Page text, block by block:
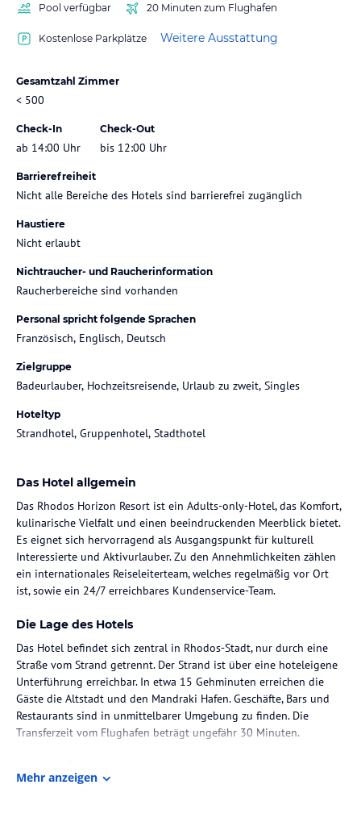
Pool verfügbar
20 Minuten zum Flughafen
Kostenlose Parkplätze Weitere Ausstattung
Gesamtzahl Zimmer
< 500
Check-In
ab 14:00 Uhr
Check-Out
bis 12:00 Uhr
Barrierefreiheit
Nicht alle Bereiche des Hotels sind barrierefrei zugänglich
Haustiere
Nicht erlaubt
Nichtraucher- und Raucherinformation
Raucherbereiche sind vorhanden
Personal spricht folgende Sprachen
Französisch, Englisch, Deutsch
Zielgruppe
Badeurlauber, Hochzeitsreisende, Urlaub zu zweit, Singles
Hoteltyp
Strandhotel, Gruppenhotel, Stadthotel
Das Hotel allgemein
Das Rhodos Horizon Resort ist ein Adults-only-Hotel, das Komfort,
kulinarische Vielfalt und einen beeindruckenden Meerblick bietet.
Es eignet sich hervorragend als Ausgangspunkt für kulturell
Interessierte und Aktivurlauber. Zu den Annehmlichkeiten zählen
ein internationales Reiseleiterteam, welches regelmäßig vor Ort
ist, sowie ein 24/7 erreichbares Kundenservice-Team.
Die Lage des Hotels
Das Hotel befindet sich zentral in Rhodos-Stadt, nur durch eine
Straße vom Strand getrennt. Der Strand ist über eine hoteleigene
Unterführung erreichbar. In etwa 15 Gehminuten erreichen die
Gäste die Altstadt und den Mandraki Hafen. Geschäfte, Bars und
Restaurants sind in unmittelbarer Umgebung zu finden. Die
Transferzeit vom Flughafen beträgt ungefähr 30 Minuten.
Mehr anzeigen